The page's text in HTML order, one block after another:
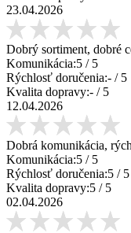
23.04.2026
Dobrý sortiment, dobré
Komunikácia:5 / 5
Rýchlosť doručenia:- / 5
Kvalita dopravy:- / 5
12.04.2026
Dobrá komunikácia,
Komunikácia:5 / 5
Rýchlosť doručenia:5 / 5
Kvalita dopravy:5 / 5
02.04.2026